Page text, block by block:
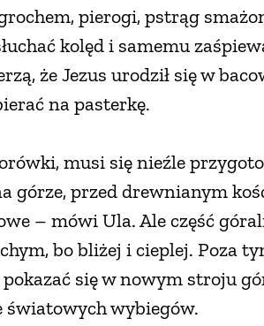
pierogi, pstrąg
kolęd i samemu
że Jezus urodził się w
na pasterkę.
musi się nieźle
górze, przed drewnianym
– mówi Ula. Ale część
bo bliżej i cieplej. Poza
się w nowym stroju
światowych wybiegów.